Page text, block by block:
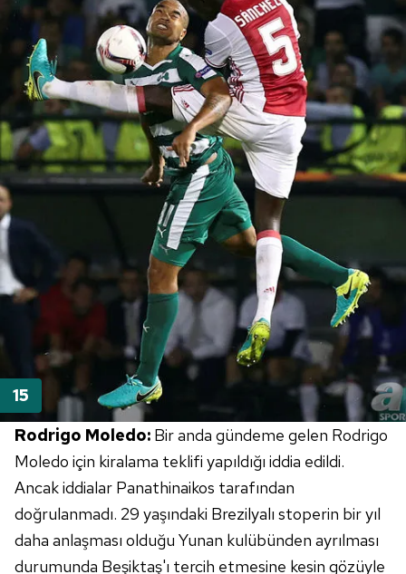
Rodrigo Moledo: Bir anda gündeme gelen Rodrigo
Moledo için kiralama teklifi yapıldığı iddia edildi.
Ancak iddialar Panathinaikos tarafından
doğrulanmadı. 29 yaşındaki Brezilyalı stoperin bir yıl
daha anlaşması olduğu Yunan kulübünden ayrılması
durumunda Beşiktaş'ı tercih etmesine kesin gözüyle